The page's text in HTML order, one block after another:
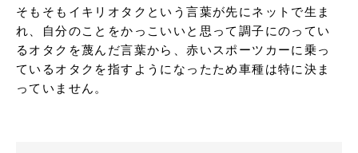
そもそもイキリオタクという言葉が先にネットで生ま
れ、自分のことをかっこいいと思って調子にのってい
るオタクを蔑んだ言葉から、赤いスポーツカーに乗っ
ているオタクを指すようになったため車種は特に決ま
っていません。